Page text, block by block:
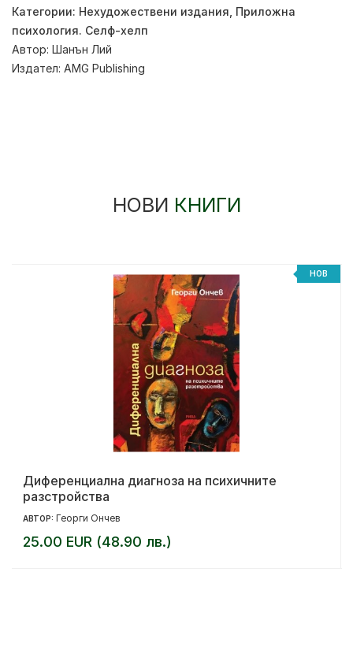
Категории: Нехудожествени издания, Приложна
психология. Селф-хелп
Автор: Шанън Лий
Издател: AMG Publishing
НОВИ КНИГИ
НОВ
Диференциална диагноза на психичните
разстройства
АВТОР: Георги Ончев
25.00 EUR (48.90 лв.)